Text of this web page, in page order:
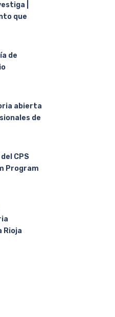
|
que
de
abierta
de
CPS
Program
Rioja